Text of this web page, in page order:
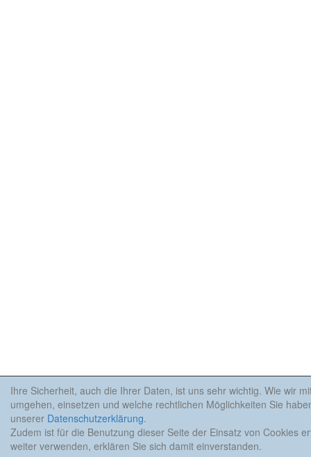
Ihre Sicherheit, auch die Ihrer Daten, ist uns sehr wichtig. Wie wir
umgehen, einsetzen und welche rechtlichen Möglichkeiten Sie
unserer Datenschutzerklärung.
Zudem ist für die Benutzung dieser Seite der Einsatz von Cookies
weiter verwenden, erklären Sie sich damit einverstanden.